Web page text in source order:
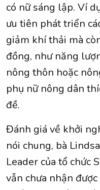
có nữ sáng lập. Ví
ưu tiên phát triển
giảm khí thải mà
đồng, như năng
nông thôn hoặc
phụ nữ nông dân
đề.
Đánh giá về khởi
nói chung, bà
Leader của tổ chức
vẫn chưa nhận